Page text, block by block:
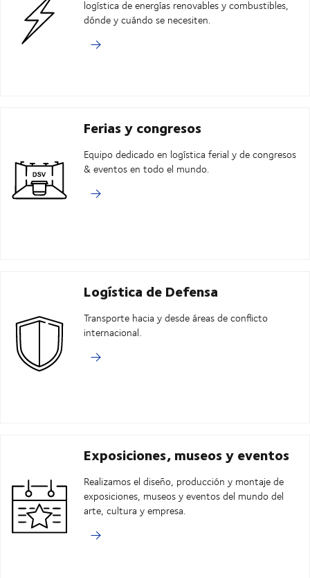
logística de energías renovables y combustibles,
dónde y cuándo se necesiten.
Ferias y congresos
Equipo dedicado en logística ferial y de congresos
& eventos en todo el mundo.
Logística de Defensa
Transporte hacia y desde áreas de conflicto
internacional.
Exposiciones, museos y eventos
Realizamos el diseño, producción y montaje de
exposiciones, museos y eventos del mundo del
arte, cultura y empresa.